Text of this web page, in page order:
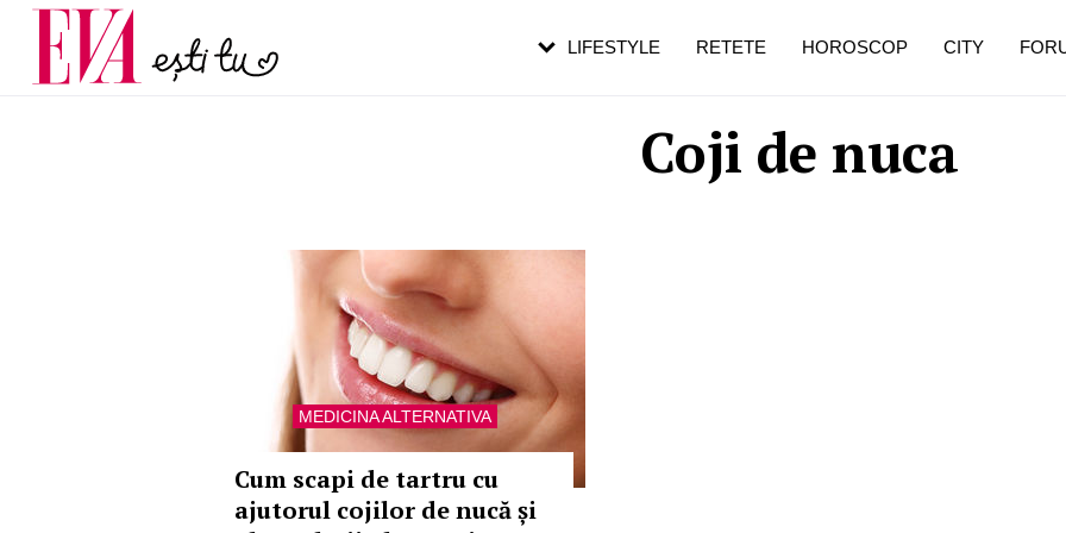
Coji de nuca
MEDICINA ALTERNATIVA
Cum scapi de tartru cu
ajutorul cojilor de nucă și
LIFESTYLE RETETE HOROSCOP CITY
Carieră
Actualitate
pe măsură ce înaintezi în vârstă